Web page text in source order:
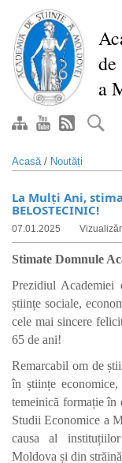
conţinutul
principal
a
Acasă/ Noutăți
La Mulţi Ani,
BELOSTECINIC!
07.01.2025
Stimate Domnule
Prezidiul
științe sociale,
cele mai sincere
65 de ani!
Remarcabil om de
în științe
temeinică formație în
Studii Economice a
causa al
Moldova și din